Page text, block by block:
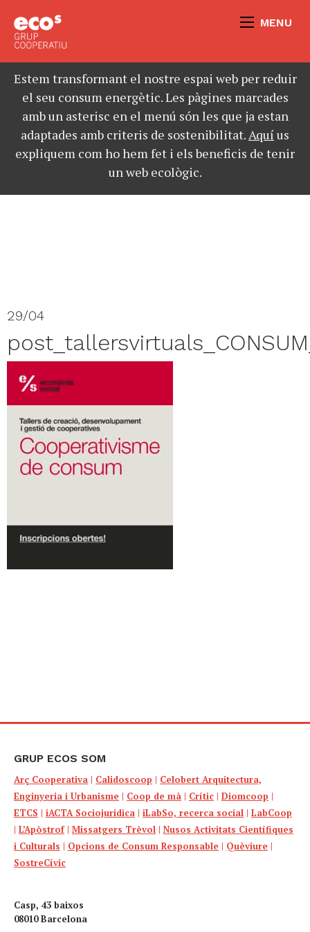
MENU
Estem transformant el nostre espai web per reduir
el seu consum energètic. Les pàgines marcades
amb un asterisc en el menú són les que ja estan
adaptades amb criteris de sostenibilitat.Aquíus
expliquem com ho hem fet i els beneficis de tenir
un web ecològic.
29/04
GRUP ECOS SOM
Arç Cooperativa | Calidoscoop | Celobert Arquitectura,
Enginyeria i Urbanisme | Coop de mà | Crític | Diomcoop |
ETCS | iACTA Sociojuridica | iLabSo, recerca social | LabCoop
| L’Apòstrof| Missatgers Trèvol | Nusos Activitats Científiques
i Culturals | Opcions de Consum Responsable | Quèviure |
SostreCívic
Casp, 43 baixos
08010 Barcelona